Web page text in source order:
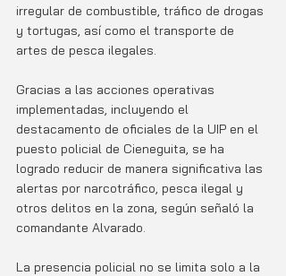
irregular de combustible, tráfico de drogas
y tortugas, así como el transporte de
artes de pesca ilegales.
Gracias a las acciones operativas
implementadas, incluyendo el
destacamento de oficiales de la UIP en el
puesto policial de Cieneguita, se ha
logrado reducir de manera significativa las
alertas por narcotráfico, pesca ilegal y
otros delitos en la zona, según señaló la
comandante Alvarado.
La presencia policial no se limita solo a la